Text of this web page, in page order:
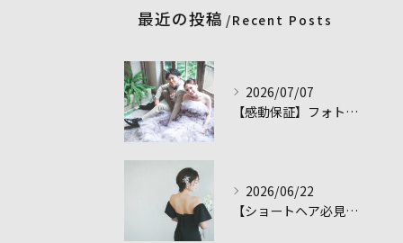
最近の投稿 Recent Posts
2026/07/07
【感動保証】フォトウェディングを最高のサプライズに！二人だけの特別な瞬間を作るアイデア集
2026/06/22
【ショートヘア必見】フォトウェディングで輝く！おしゃれ髪型＆アクセサリー完全ガイド